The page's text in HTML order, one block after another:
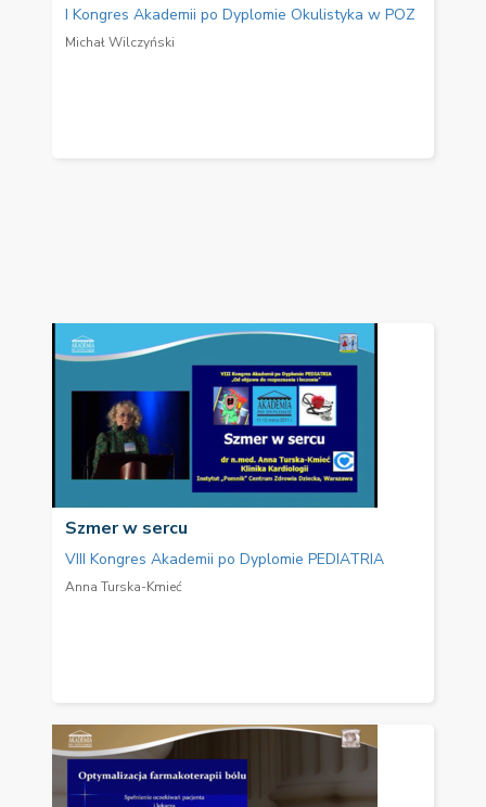
I Kongres Akademii po Dyplomie Okulistyka w POZ
Michał Wilczyński
Szmer w sercu
VIII Kongres Akademii po Dyplomie PEDIATRIA
Anna Turska-Kmieć